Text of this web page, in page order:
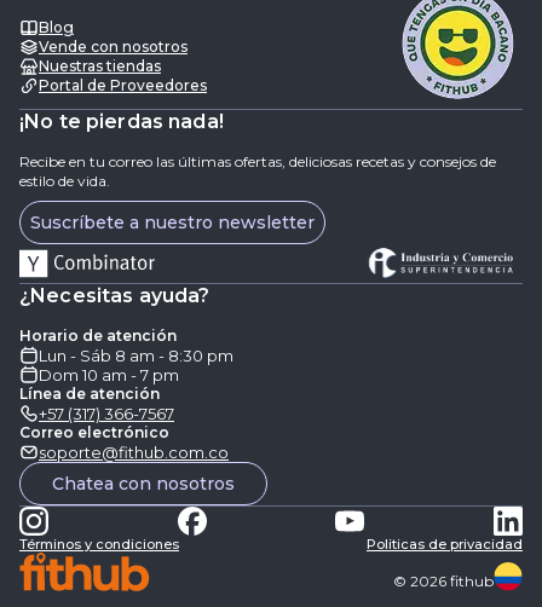
Blog
Vende con nosotros
Nuestras tiendas
Portal de Proveedores
¡No te pierdas nada!
Recibe en tu correo las últimas ofertas, deliciosas recetas y consejos de
estilo de vida.
Suscríbete a nuestro newsletter
¿Necesitas ayuda?
Horario de atención
Lun - Sáb 8 am - 8:30 pm
Dom 10 am - 7 pm
Línea de atención
+57 (317) 366-7567
Correo electrónico
soporte@fithub.com.co
Chatea con nosotros
Términos y condiciones Politicas de privacidad
© 2026 fithub